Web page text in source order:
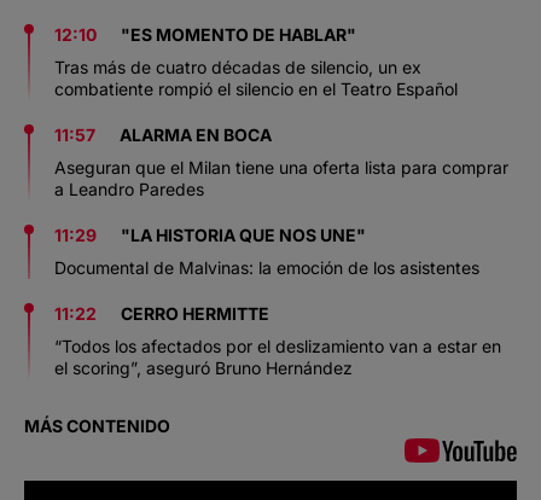
12:10
"ES MOMENTO DE HABLAR"
Tras más de cuatro décadas de silencio, un ex
combatiente rompió el silencio en el Teatro Español
11:57
ALARMA EN BOCA
Aseguran que el Milan tiene una oferta lista para comprar
a Leandro Paredes
11:29
"LA HISTORIA QUE NOS UNE"
Documental de Malvinas: la emoción de los asistentes
11:22
CERRO HERMITTE
“Todos los afectados por el deslizamiento van a estar en
el scoring”, aseguró Bruno Hernández
MÁS CONTENIDO